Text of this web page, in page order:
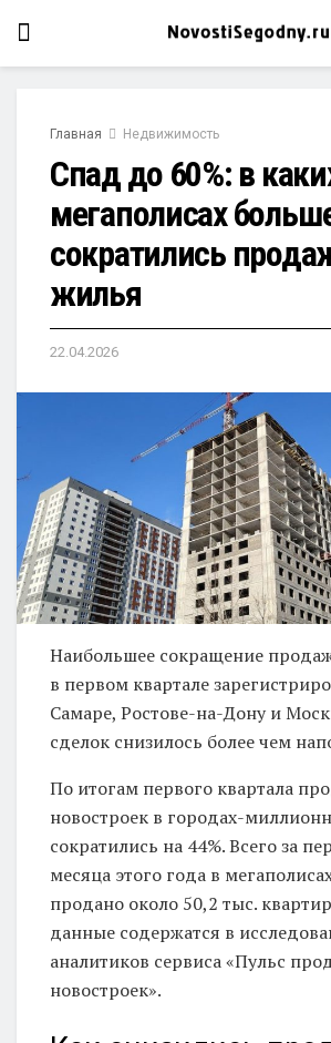
Главная Недвижимость
Спад до 60%: в
мегаполисах
сократились
жилья
22.04.2026
Наибольшее сокращение
в первом квартале
Самаре, Ростове-на-Дону и
сделок снизилось более чем
По итогам первого квартала
новостроек в городах-
сократились на 44%. Всего за
месяца этого года в
продано около 50,2 тыс.
данные содержатся в
аналитиков сервиса «Пульс
новостроек».